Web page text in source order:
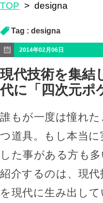
TOP > designa
Tag : designa
2014年02月06日
現代技術を集結
代に「四次元ポ
誰もが一度は憧れ
つ道具。もし本当
した事がある方も
紹介するのは、現
を現代に生み出し